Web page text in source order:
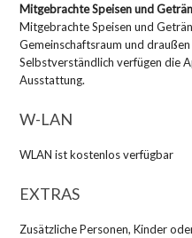
Mitgebrachte Speisen und
Mitgebrachte Speisen und
Gemeinschaftsraum und
Selbstverständlich verfügen die
Ausstattung.
W-LAN
WLAN ist kostenlos verfügbar
EXTRAS
Zusätzliche Personen, Kinder